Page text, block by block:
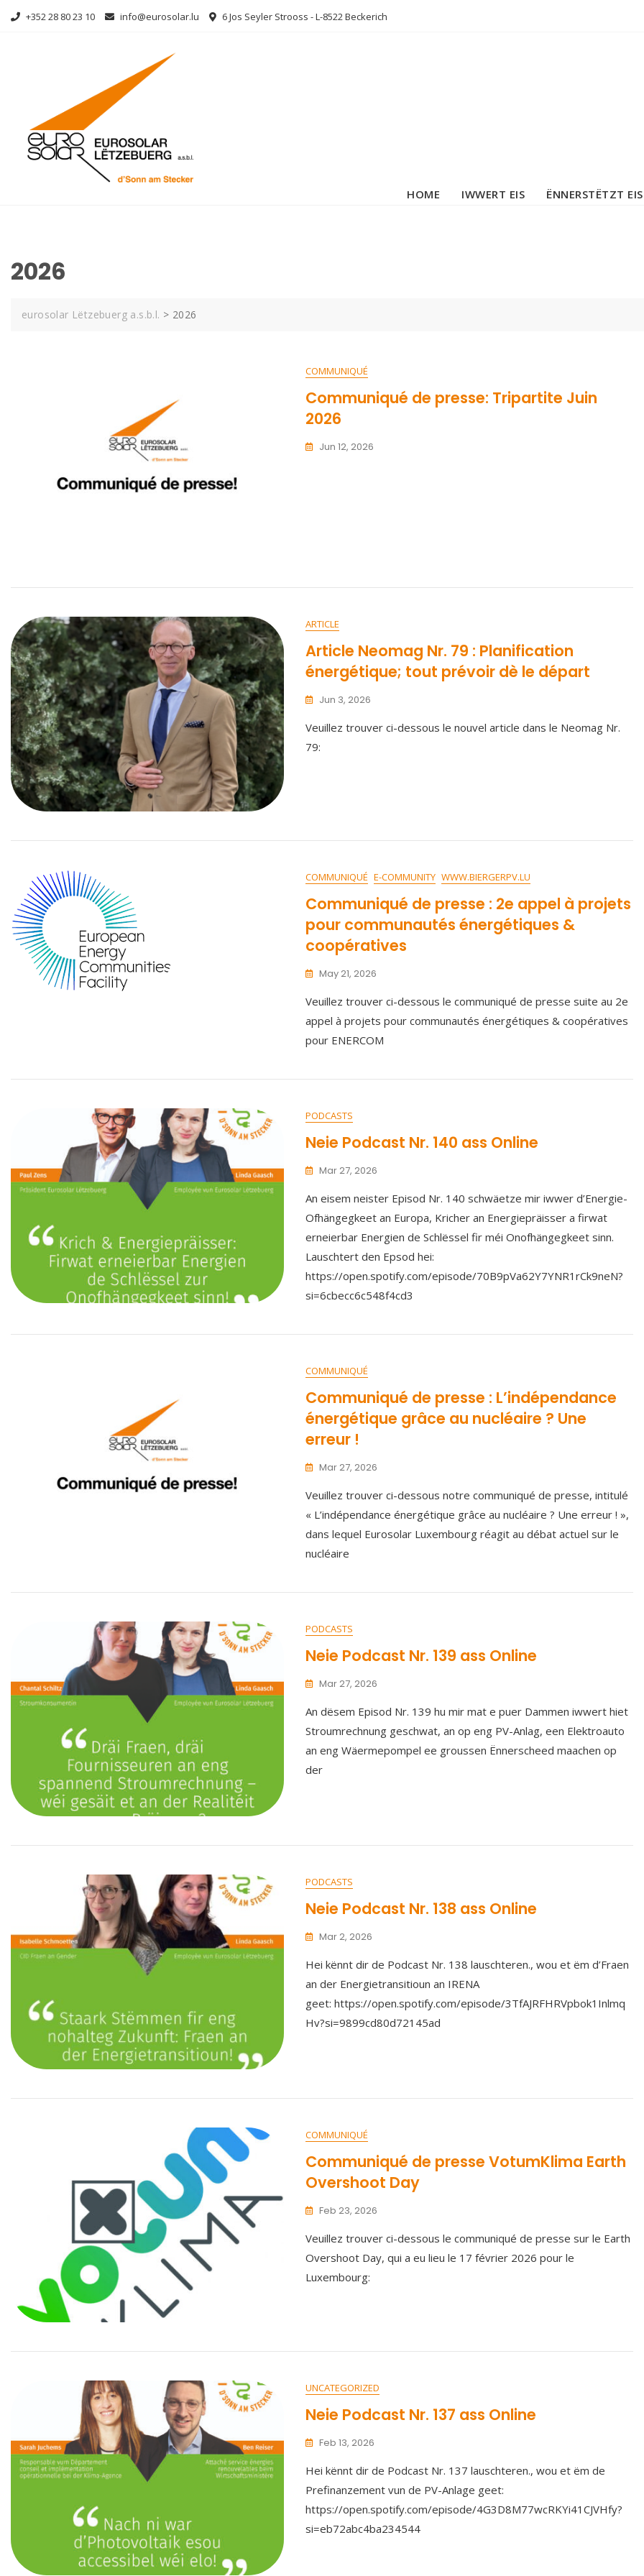
Skip
+352 28 80 23 10 info@eurosolar.lu 6 Jos Seyler Strooss - L-8522 Beckerich
HOME IWWERT EIS ËNNERSTËTZT
2026
eurosolar Lëtzebuerg a.s.b.l. > 2026
COMMUNIQUÉ
Communiqué de presse: Tripartite Juin
2026
Jun 12, 2026
ARTICLE
Article Neomag Nr. 79 : Planification
énergétique; tout prévoir dè le départ
Jun 3, 2026
Veuillez trouver ci-dessous le nouvel article dans le Neomag Nr.
79:
COMMUNIQUÉ E-COMMUNITY WWW.BIERGERPV.LU
Communiqué de presse : 2e appel à projets
pour communautés énergétiques &
coopératives
May 21, 2026
Veuillez trouver ci-dessous le communiqué de presse suite au 2e
appel à projets pour communautés énergétiques & coopératives
pour ENERCOM
PODCASTS
Neie Podcast Nr. 140 ass Online
Mar 27, 2026
An eisem neister Episod Nr. 140 schwäetze mir iwwer d’Energie-
Ofhängegkeet an Europa, Kricher an Energiepräisser a firwat
erneierbar Energien de Schlëssel fir méi Onofhängegkeet sinn.
Lauschtert den Epsod hei:
https://open.spotify.com/episode/70B9pVa62Y7YNR1rCk9neN?
si=6cbecc6c548f4cd3
COMMUNIQUÉ
Communiqué de presse : L’indépendance
énergétique grâce au nucléaire ? Une
erreur !
Mar 27, 2026
Veuillez trouver ci-dessous notre communiqué de presse, intitulé
« L’indépendance énergétique grâce au nucléaire ? Une erreur ! »,
dans lequel Eurosolar Luxembourg réagit au débat actuel sur le
nucléaire
PODCASTS
Neie Podcast Nr. 139 ass Online
Mar 27, 2026
An dësem Episod Nr. 139 hu mir mat e puer Dammen iwwert hiet
Stroumrechnung geschwat, an op eng PV-Anlag, een Elektroauto
an eng Wäermepompel ee groussen Ënnerscheed maachen op
der
PODCASTS
Neie Podcast Nr. 138 ass Online
Mar 2, 2026
Hei kënnt dir de Podcast Nr. 138 lauschteren., wou et ëm d’Fraen
an der Energietransitioun an IRENA
geet: https://open.spotify.com/episode/3TfAJRFHRVpbok1Inlmq
Hv?si=9899cd80d72145ad
COMMUNIQUÉ
Communiqué de presse VotumKlima Earth
Overshoot Day
Feb 23, 2026
Veuillez trouver ci-dessous le communiqué de presse sur le Earth
Overshoot Day, qui a eu lieu le 17 février 2026 pour le
Luxembourg:
UNCATEGORIZED
Neie Podcast Nr. 137 ass Online
Feb 13, 2026
Hei kënnt dir de Podcast Nr. 137 lauschteren., wou et ëm de
Prefinanzement vun de PV-Anlage geet:
https://open.spotify.com/episode/4G3D8M77wcRKYi41CJVHfy?
si=eb72abc4ba234544